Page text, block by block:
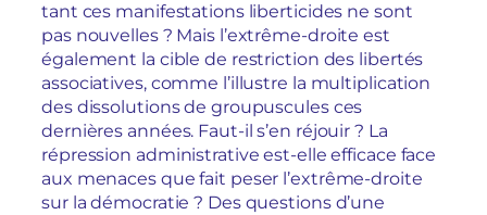
tant ces manifestations liberticides ne sont
pas nouvelles ? Mais l’extrême-droite est
également la cible de restriction des libertés
associatives, comme l’illustre la multiplication
des dissolutions de groupuscules ces
dernières années. Faut-il s’en réjouir ? La
répression administrative est-elle efficace face
aux menaces que fait peser l’extrême-droite
sur la démocratie ? Des questions d’une